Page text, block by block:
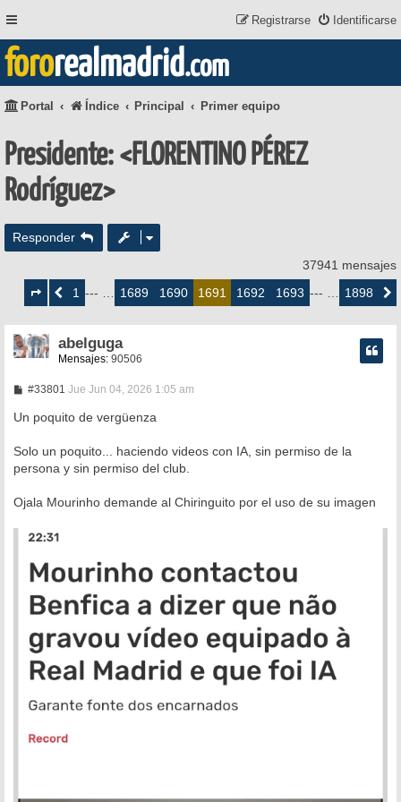
Identificarse
Registrarse
fororealmadrid.com
Portal Índice Principal Primer equipo
Presidente: <FLORENTINO PÉREZ
Rodríguez>
Responder
37941 mensajes
deAnterior1 --- … 1689 1690 1691 1692 1693 --- … 1898
abelguga
Mensajes: 90506
#33801 M
n
j
e
Jue Jun 04, 2026 1:05 am
Un poquito de vergüenza
Solo un poquito... haciendo videos con IA, sin permiso de la
persona y sin permiso del club.
Ojala Mourinho demande al Chiringuito por el uso de su imagen